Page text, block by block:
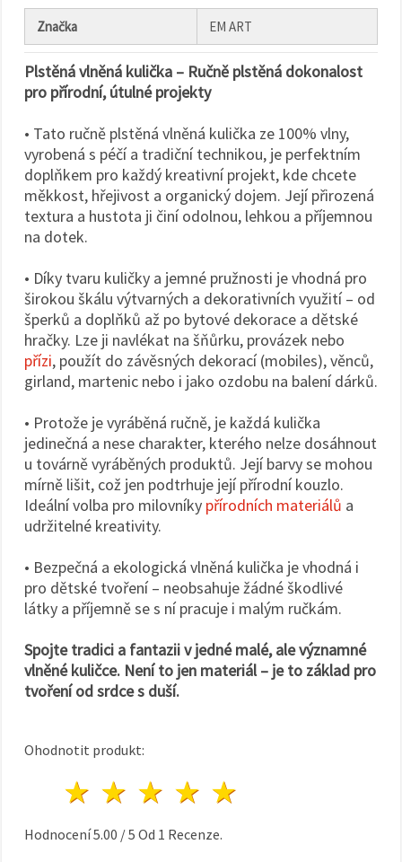
Značka EM ART
Plstěná vlněná kulička – Ručně plstěná dokonalost
pro přírodní, útulné projekty
• Tato ručně plstěná vlněná kulička ze 100% vlny,
vyrobená s péčí a tradiční technikou, je perfektním
doplňkem pro každý kreativní projekt, kde chcete
měkkost, hřejivost a organický dojem. Její přirozená
textura a hustota ji činí odolnou, lehkou a příjemnou
na dotek.
• Díky tvaru kuličky a jemné pružnosti je vhodná pro
širokou škálu výtvarných a dekorativních využití – od
šperků a doplňků až po bytové dekorace a dětské
hračky. Lze ji navlékat na šňůrku, provázek nebo
přízi, použít do závěsných dekorací (mobiles), věnců,
girland, martenic nebo i jako ozdobu na balení dárků.
• Protože je vyráběná ručně, je každá kulička
jedinečná a nese charakter, kterého nelze dosáhnout
u továrně vyráběných produktů. Její barvy se mohou
mírně lišit, což jen podtrhuje její přírodní kouzlo.
Ideální volba pro milovníky přírodních materiálů a
udržitelné kreativity.
• Bezpečná a ekologická vlněná kulička je vhodná i
pro dětské tvoření – neobsahuje žádné škodlivé
látky a příjemně se s ní pracuje i malým ručkám.
Spojte tradici a fantazii v jedné malé, ale významné
vlněné kuličce. Není to jen materiál – je to základ pro
tvoření od srdce s duší.
Ohodnotit produkt:
4 hvězdy
3 hvězdy
2 hvězdy
1 hvězda
Hodnocení5.00 /5 Od 1 Recenze.